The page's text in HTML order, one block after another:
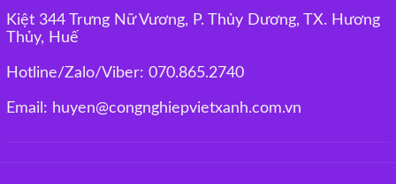
Kiệt 344 Trưng Nữ Vương, P. Thủy Dương, TX. Hương
Thủy, Huế
Hotline/Zalo/Viber: 070.865.2740
Email: huyen@congnghiepvietxanh.com.vn